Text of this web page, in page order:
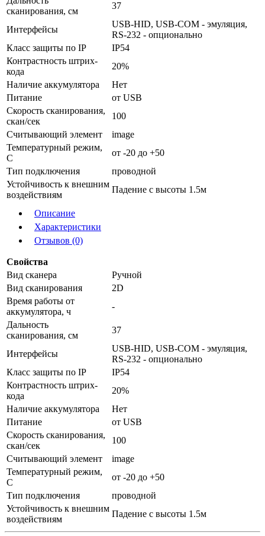
сканирования, см
37
Интерфейсы
USB-HID, USB-COM - эмуляция,
RS-232 - опционально
Класс защиты по IP
IP54
Контрастность штрих-
кода
20%
Наличие аккумулятора
Нет
Питание
от USB
Скорость сканирования,
скан/сек
100
Считывающий элемент
image
Температурный режим,
С
от -20 до +50
Тип подключения
проводной
Устойчивость к внешним
воздействиям
Падение с высоты 1.5м
Описание
Характеристики
Отзывов (0)
Свойства
Вид сканера
Ручной
Вид сканирования
2D
Время работы от
аккумулятора, ч
-
Дальность
сканирования, см
37
Интерфейсы
USB-HID, USB-COM - эмуляция,
RS-232 - опционально
Класс защиты по IP
IP54
Контрастность штрих-
кода
20%
Наличие аккумулятора
Нет
Питание
от USB
Скорость сканирования,
скан/сек
100
Считывающий элемент
image
Температурный режим,
С
от -20 до +50
Тип подключения
проводной
Устойчивость к внешним
воздействиям
Падение с высоты 1.5м